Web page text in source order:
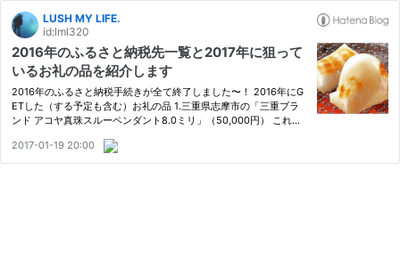
LUSH MY LIFE.
id:lml320
2016年のふるさと納税先一覧と2017年に狙って
いるお礼の品を紹介します
2016年のふるさと納税手続きが全て終了しました〜！ 2016年にG
ETした（する予定も含む）お礼の品 1.三重県志摩市の「三重ブラ
ンド アコヤ真珠スルーペンダント8.0ミリ」（50,000円） これ、
買うのはもったいなくて（笑）納税でGETしてみました。案外使え
て、…
2017-01-19 20:00